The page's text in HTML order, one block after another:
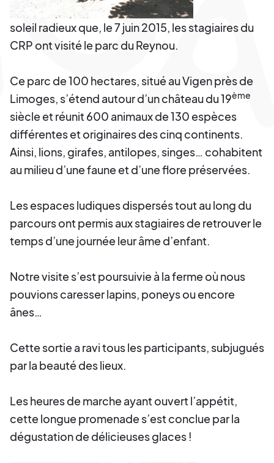
soleil radieux que, le 7 juin 2015, les stagiaires du
CRP ont visité le parc du Reynou.
Ce parc de 100 hectares, situé au Vigen près de
Limoges, s’étend autour d’un château du 19ème
siècle et réunit 600 animaux de 130 espèces
différentes et originaires des cinq continents.
Ainsi, lions, girafes, antilopes, singes… cohabitent
au milieu d’une faune et d’une flore préservées.
Les espaces ludiques dispersés tout au long du
parcours ont permis aux stagiaires de retrouver le
temps d’une journée leur âme d’enfant.
Notre visite s’est poursuivie à la ferme où nous
pouvions caresser lapins, poneys ou encore
ânes…
Cette sortie a ravi tous les participants, subjugués
par la beauté des lieux.
Les heures de marche ayant ouvert l’appétit,
cette longue promenade s’est conclue par la
dégustation de délicieuses glaces !